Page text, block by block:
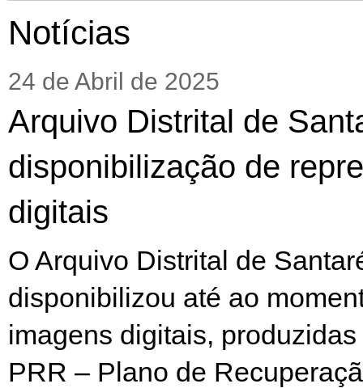
Notícias
24 de Abril de 2025
Arquivo Distrital de
disponibilização de
digitais
O Arquivo Distrital de
disponibilizou até ao
imagens digitais,
PRR – Plano de